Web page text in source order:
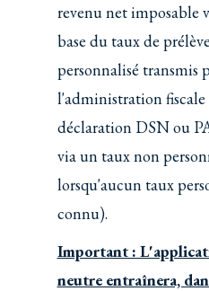
revenu net imposable
base du taux de
personnalisé transmis
l'administration fiscale
déclaration DSN ou
via un taux non
lorsqu'aucun taux
connu).
Important :
neutre entraînera,